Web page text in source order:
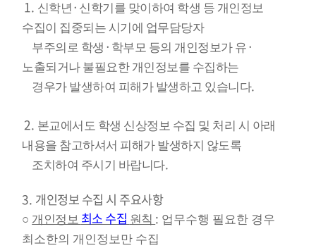
1. 신학년 · 신학기를 맞이하여 학생 등 개인정보
수집이 집중되는 시기에 업무담당자
부주의로 학생 · 학부모 등의 개인정보가 유 ·
노출되거나 불필요한 개인정보를 수집하는
경우가 발생하여 피해가 발생하고 있습니다.
2. 본교에서도 학생 신상정보 수집 및 처리 시 아래
내용을 참고하셔서 피해가 발생하지 않도록
조치하여 주시기 바랍니다.
3. 개인정보 수집 시 주요사항
○ 개인정보 최소 수집 원칙 : 업무수행 필요한 경우
최소한의 개인정보만 수집